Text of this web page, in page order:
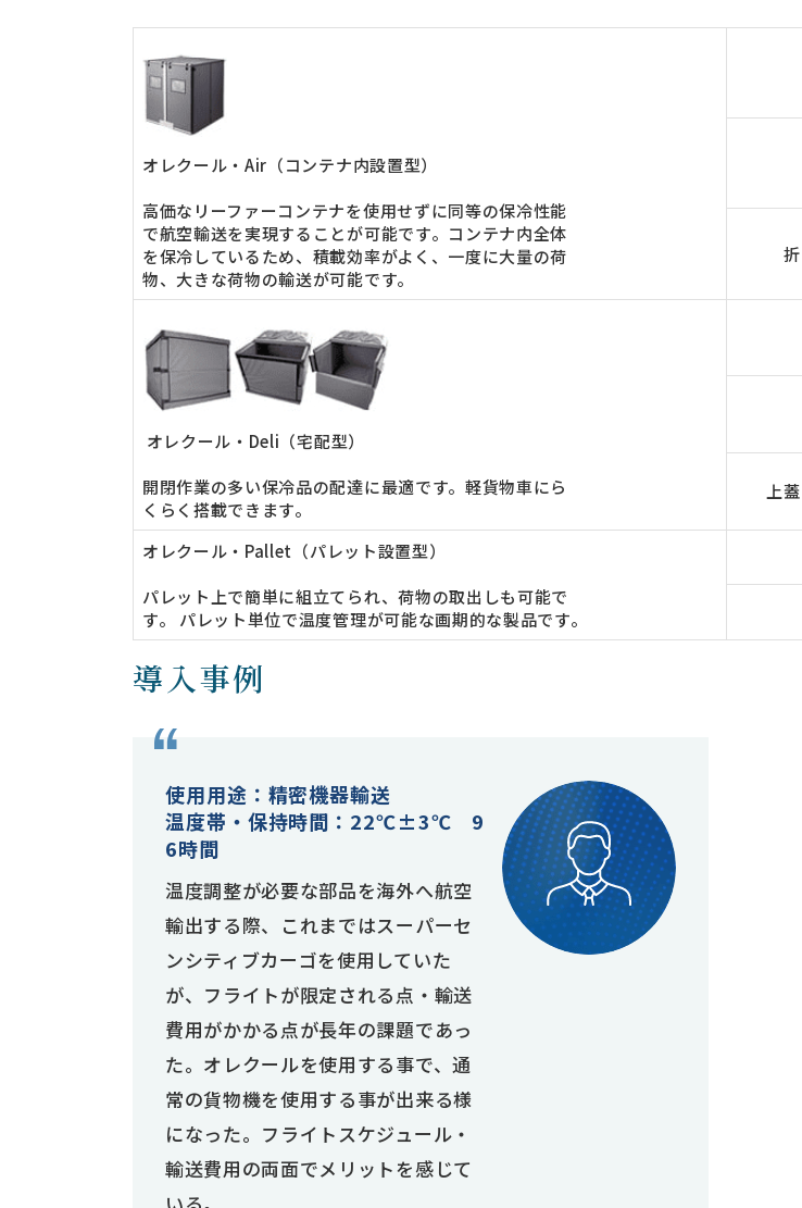
オレクール・Air（コンテナ内設置型）
高価なリーファーコンテナを使用せずに同等の保冷性能
で航空輸送を実現することが可能です。コンテナ内全体
を保冷しているため、積載効率がよく、一度に大量の荷
物、大きな荷物の輸送が可能です。
オレクール・Deli（宅配型）
開閉作業の多い保冷品の配達に最適です。軽貨物車にら
くらく搭載できます。
上
オレクール・Pallet（パレット設置型）
パレット上で簡単に組立てられ、荷物の取出しも可能で
す。 パレット単位で温度管理が可能な画期的な製品です。
導入事例
使用用途：精密機器輸送
温度帯・保持時間：22℃±3℃ 9
6時間
温度調整が必要な部品を海外へ航空
輸出する際、これまではスーパーセ
ンシティブカーゴを使用していた
が、フライトが限定される点・輸送
費用がかかる点が長年の課題であっ
た。オレクールを使用する事で、通
常の貨物機を使用する事が出来る様
になった。フライトスケジュール・
輸送費用の両面でメリットを感じて